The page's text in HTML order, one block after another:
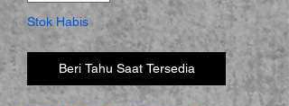
Stok Habis
Beri Tahu Saat Tersedia